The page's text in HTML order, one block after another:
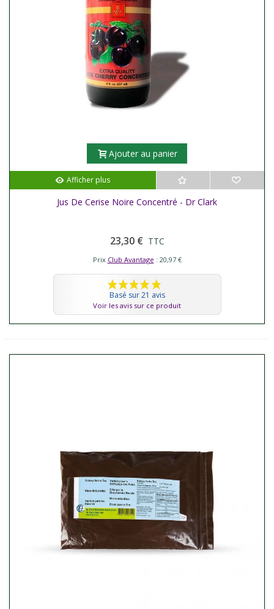
Ajouter au panier
Afficher plus
Jus De Cerise Noire Concentré - Dr Clark
23,30 € TTC
Prix Club Avantage : 20,97 €
Basé sur 21 avis
Voir les avis sur ce produit